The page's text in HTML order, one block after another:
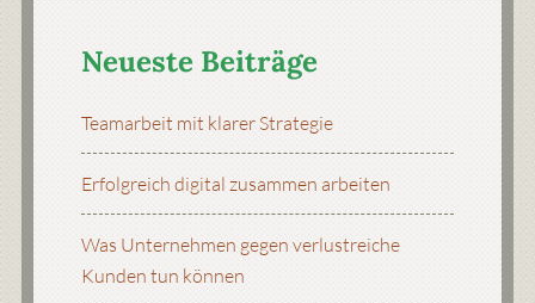
Neueste Beiträge
Teamarbeit mit klarer Strategie
Erfolgreich digital zusammen arbeiten
Was Unternehmen gegen verlustreiche
Kunden tun können